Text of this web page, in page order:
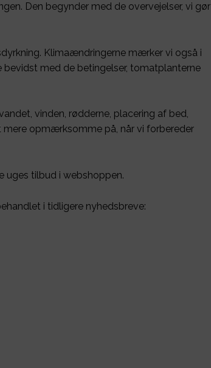
Den begynder med de overvejelser, vi gør
Klimaændringerne mærker vi også i
bevidst med de betingelser, tomatplanterne
vinden, rødderne, placering af bed,
opmærksomme på, når vi forbereder
uges tilbud i webshoppen.
i tidligere nyhedsbreve: